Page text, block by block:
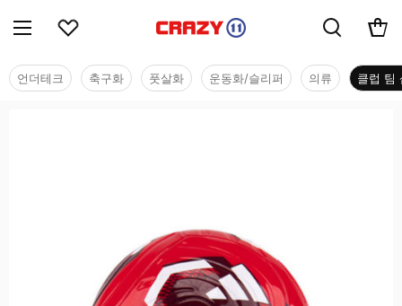
언더테크 축구화 풋살화 운동화/슬리퍼 의류 클럽 팀